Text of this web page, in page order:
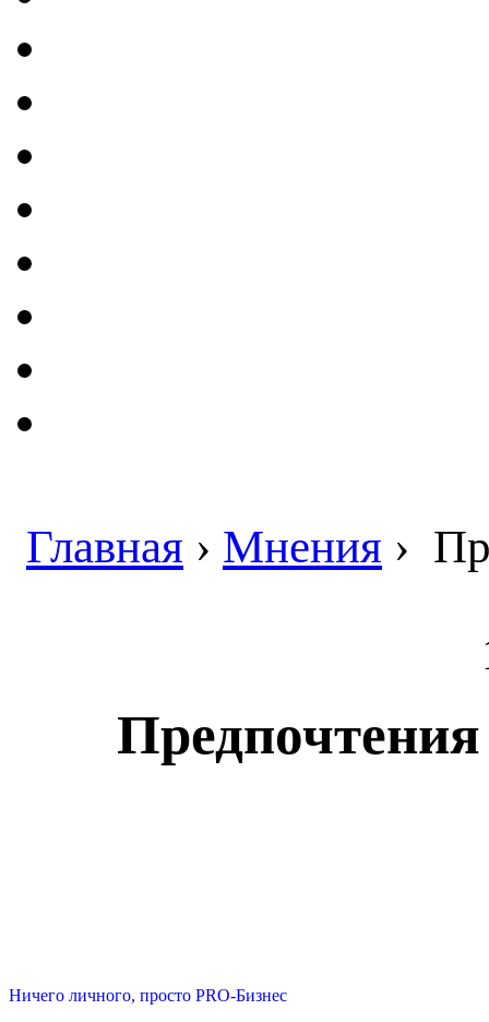
Главная › Мнения ›
Ничего личного, просто PRO-Бизнес